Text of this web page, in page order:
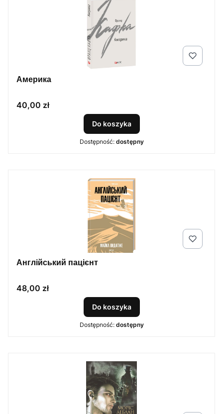
Америка
Cena
40,00 zł
Do koszyka
Dostępność: dostępny
Англійський пацієнт
Cena
48,00 zł
Do koszyka
Dostępność: dostępny